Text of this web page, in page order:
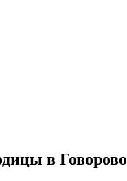
в Говорово